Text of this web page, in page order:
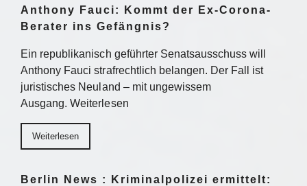
Anthony Fauci: Kommt der Ex-Corona-
Berater ins Gefängnis?
Ein republikanisch geführter Senatsausschuss will
Anthony Fauci strafrechtlich belangen. Der Fall ist
juristisches Neuland – mit ungewissem
Ausgang. Weiterlesen
Weiterlesen
Berlin News : Kriminalpolizei ermittelt: